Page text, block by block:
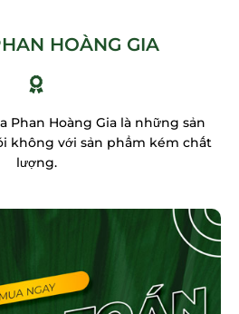
HOÀNG GIA
Phan Hoàng Gia là những sản
không với sản phẩm kém chất
lượng.